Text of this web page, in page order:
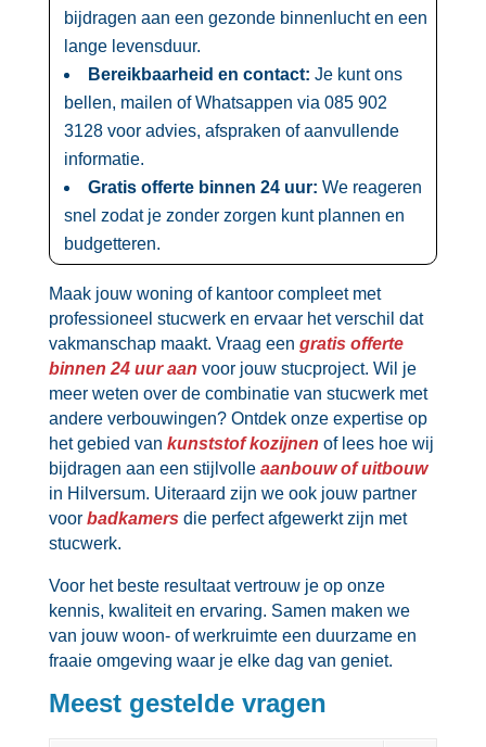
bijdragen aan een gezonde binnenlucht en een
lange levensduur.​
Bereikbaarheid en contact: Je kunt ons
bellen, mailen of Whatsappen via 085 902
3128 voor advies, afspraken of aanvullende
informatie.​
Gratis offerte binnen 24 uur: We reageren
snel zodat je zonder zorgen kunt plannen en
budgetteren.​
Maak jouw woning of kantoor compleet met
professioneel stucwerk en ervaar het verschil dat
vakmanschap maakt.​ Vraag een gratis offerte
binnen 24 uur aan voor jouw stucproject.​ Wil je
meer weten over de combinatie van stucwerk met
andere verbouwingen? Ontdek onze expertise op
het gebied van kunststof kozijnen of lees hoe wij
bijdragen aan een stijlvolle aanbouw of uitbouw
in Hilversum.​ Uiteraard zijn we ook jouw partner
voor badkamers die perfect afgewerkt zijn met
stucwerk.​
Voor het beste resultaat vertrouw je op onze
kennis, kwaliteit en ervaring.​ Samen maken we
van jouw woon- of werkruimte een duurzame en
fraaie omgeving waar je elke dag van geniet.​
Meest gestelde vragen